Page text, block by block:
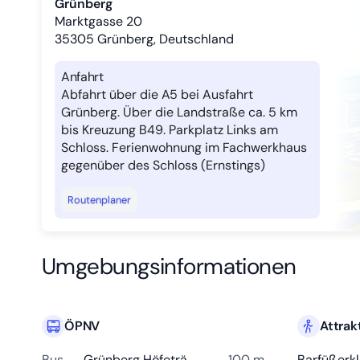
Grünberg
Marktgasse 20
35305 Grünberg, Deutschland
Anfahrt
Abfahrt über die A5 bei Ausfahrt
Grünberg. Über die Landstraße ca. 5 km
bis Kreuzung B49. Parkplatz Links am
Schloss. Ferienwohnung im Fachwerkhaus
gegenüber des Schloss (Ernstings)
Routenplaner
Umgebungsinformationen
ÖPNV